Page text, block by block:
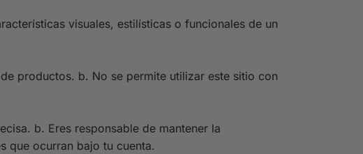
visuales, estilísticas o funcionales de un
productos. b. No se permite utilizar este sitio con
b. Eres responsable de mantener la
que ocurran bajo tu cuenta.